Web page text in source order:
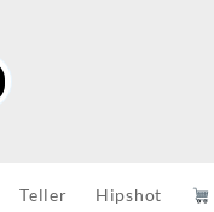
Teller Hipshot